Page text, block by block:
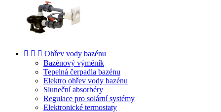
   Ohřev vody bazénu
Bazénový výměník
Tepelná čerpadla bazénu
Elektro ohřev vody bazénu
Sluneční absorbéry
Regulace pro solární systémy
Elektronické termostaty